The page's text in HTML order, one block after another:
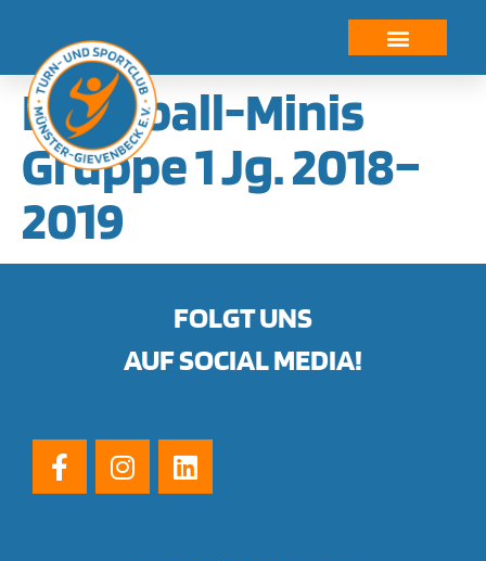
Handball-Minis
Gruppe 1 Jg. 2018–
2019
FOLGT UNS
AUF SOCIAL MEDIA!